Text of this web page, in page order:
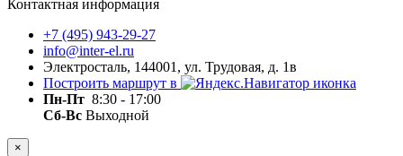
Контактная информация
+7 (495) 943-29-27
info@inter-el.ru
Электросталь, 144001, ул. Трудовая, д. 1в
Построить маршрут в
Пн-Пт 8:30 - 17:00
Сб-Вс Выходной
×